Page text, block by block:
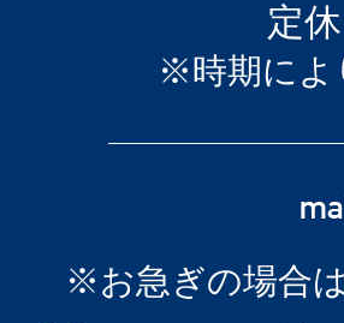
定
※時期によ
※お急ぎの場合